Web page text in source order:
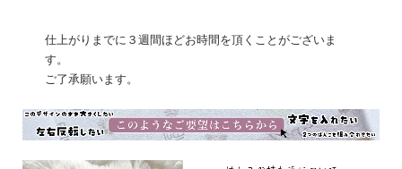
仕上がりまでに３週間ほどお時間を頂くことがございま
す。
ご了承願います。